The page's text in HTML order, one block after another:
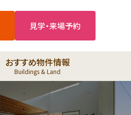
見学・来場予約
おすすめ物件情報
Buildings & Land